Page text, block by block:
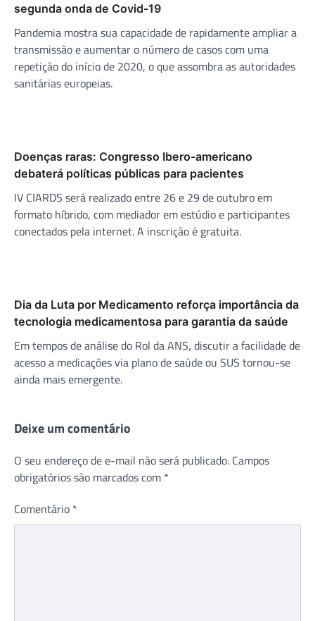
segunda onda de Covid-19
Pandemia mostra sua capacidade de rapidamente ampliar a
transmissão e aumentar o número de casos com uma
repetição do início de 2020, o que assombra as autoridades
sanitárias europeias.
Doenças raras: Congresso Ibero-americano
debaterá políticas públicas para pacientes
IV CIARDS será realizado entre 26 e 29 de outubro em
formato híbrido, com mediador em estúdio e participantes
conectados pela internet. A inscrição é gratuita.
Dia da Luta por Medicamento reforça importância da
tecnologia medicamentosa para garantia da saúde
Em tempos de análise do Rol da ANS, discutir a facilidade de
acesso a medicações via plano de saúde ou SUS tornou-se
ainda mais emergente.
Deixe um comentário
O seu endereço de e-mail não será publicado. Campos
obrigatórios são marcados com *
Comentário *